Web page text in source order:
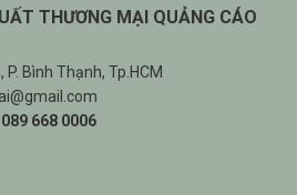
THƯƠNG MẠI QUẢNG CÁO
Bình Thạnh, Tp.HCM
668 0006